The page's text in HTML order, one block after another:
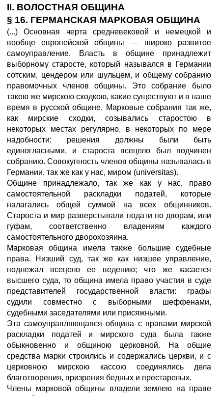
II. ВОЛОСТНАЯ ОБЩИНА
§ 16. ГЕРМАНСКАЯ МАРКОВАЯ ОБЩИНА
(...) Основная черта средневековой и немецкой и
вообще европейской общины — широко развитое
самоуправление. Власть в общине принадлежит
выборному старосте, который назывался в Германии
сотским, цендером или шульцем, и общему собранию
правомочных членов общины. Это собрание было
такою же мирскою сходкою, какие существуют и в наше
время в русской общине. Марковые собрания так же,
как мирские сходки, созывались старостою в
некоторых местах регулярно, в некоторых по мере
надобности; решения должны были быть
единогласными, и староста всецело был подчинен
собранию. Совокупность членов общины называлась в
Германии, так же как у нас, миром (universitas).
Общине принадлежало, так же как у нас, право
самостоятельной раскладки податей, которые
налагались общей суммой на всех общинников.
Староста и мир разверстывали подати по дворам, или
гуфам, соответственно владениям каждого
самостоятельного дворохозяина.
Марковая община имела также большие судебные
права. Низший суд, так же как низшее управление,
подлежал всецело ее ведению; что же касается
высшего суда, то община имела право участия в суде
представителей государственной власти: графы
судили совместно с выборными шеффенами,
судебными заседателями или присяжными.
Эта самоуправляющаяся община с правами мирской
раскладки податей и мирского суда была также
обыкновенно и общиною церковной. На общие
средства марки строились и содержались церкви, и с
церковною мирскою кассою соединялись дела
благотворения, призрения бедных и престарелых.
Члены марковой общины владели землею на праве